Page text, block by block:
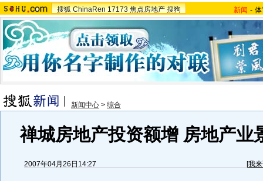
搜狐 ChinaRen 17173 焦点房地产 搜狗 新闻 -
新闻中心 > 综合
禅城房地产投资额增 房地产业
2007年04月26日14:27 [我